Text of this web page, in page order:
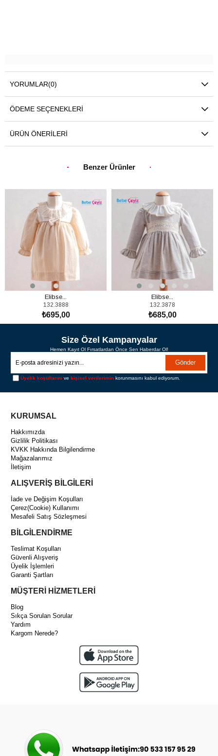
YORUMLAR(0)
ÖDEME SEÇENEKLERI
ÜRÜN ÖNERILERI
Benzer Ürünler
Elibse...
132.3888
₺695,00
SEPETE EKLE
Elibse...
132.3878
₺685,00
SEPETE EKLE
Size Özel Kampanyalar
Hemen Kayıt Ol Fırsatlardan Önce Sen Haberdar Ol!
Gönder
Üyelik koşullarını vekişisel verilerimin korunmasını kabul ediyorum.
KURUMSAL
Hakkımızda
Gizlilik Politikası
KVKK Hakkında Bilgilendirme
Mağazalarımız
İletişim
ALIŞVERİŞ BİLGİLERİ
İade ve Değişim Koşulları
Çerez(Cookie) Kullanımı
Mesafeli Satış Sözleşmesi
BİLGİLENDİRME
Teslimat Koşulları
Güvenli Alışveriş
Üyelik İşlemleri
Garanti Şartları
MÜŞTERİ HİZMETLERİ
Blog
Sıkça Sorulan Sorular
Yardım
Kargom Nerede?